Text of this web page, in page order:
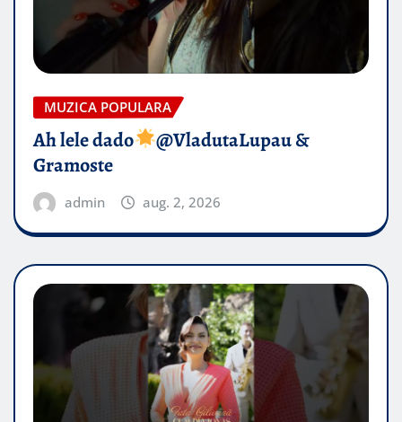
MUZICA POPULARA
Ah lele dado​
@VladutaLupau &
Gramoste
admin aug. 2, 2026